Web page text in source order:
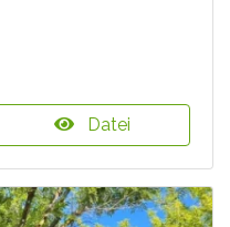
Datei